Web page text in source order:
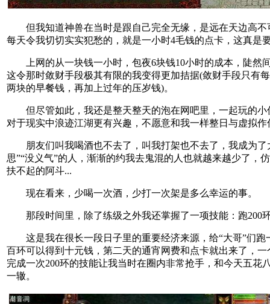
但我知道神兽在当时是跟自己完全无缘，是远在天边高不
每天令我切切实实犯愁的，就是一小时4毛钱的点卡，这真是
上网的从一块钱一小时，包夜6块钱10小时的成本，陡然
这令那时敛财手段极其有限的我变得更加拮据(敛财手段只有
两块的早餐钱，再加上过年的压岁钱)。
但尽管如此，我还是整天整天的泡在网吧里，一起玩的小
对于现实中浪迹江湖更有兴趣，不愿意和我一样整日与虚拟作
朋友们叫我喝酒也不去了，叫我打架也不去了，我成为了
思”“没义气”的人，渐渐的约我去鬼混的人也就越来越少了，
扶不起的阿斗...
现在看来，少喝一次酒，少打一次架是多么幸运的事。
那段时间里，除了练级之外我还掌握了一项技能：跑200
这是我在很长一段日子里的重要经济来源，给“大哥”们跑
百环可以得到十元钱，第二天的通宵网费和点卡就出来了，一
完成一次200环的技能让我当时在圈内非常抢手，和今天五花
一辙。